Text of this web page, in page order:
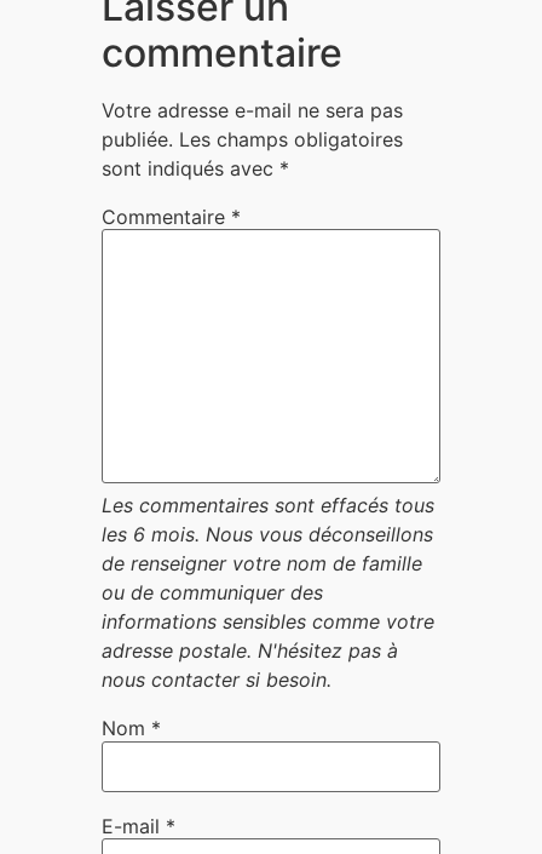
commentaire
Votre adresse e-mail ne sera pas
publiée. Les champs obligatoires
sont indiqués avec *
Commentaire *
Nom *
E-mail *